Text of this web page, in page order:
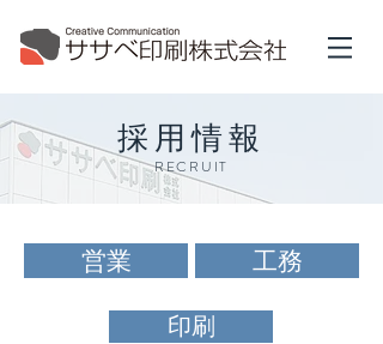
採用情報
RECRUIT
営業 工務
印刷